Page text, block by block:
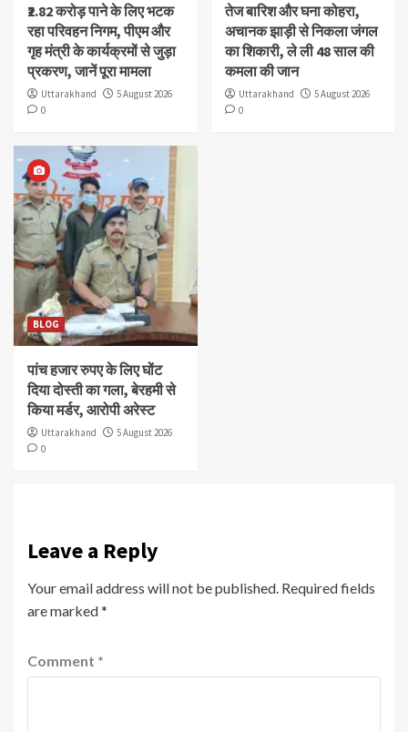
₹2.82 करोड़ पाने के लिए भटक
रहा परिवहन निगम, पीएम और
गृह मंत्री के कार्यक्रमों से जुड़ा
प्रकरण, जानें पूरा मामला
Uttarakhand
5 August 2026
0
तेज बारिश और घना कोहरा,
अचानक झाड़ी से निकला जंगल
का शिकारी, ले ली 48 साल की
कमला की जान
Uttarakhand
5 August 2026
0
BLOG
पांच हजार रुपए के लिए घोंट
दिया दोस्ती का गला, बेरहमी से
किया मर्डर, आरोपी अरेस्ट
Uttarakhand
5 August 2026
0
Leave a Reply
Your email address will not be published. Required fields
are marked*
Comment *